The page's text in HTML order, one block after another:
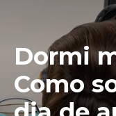
Dormi
Como